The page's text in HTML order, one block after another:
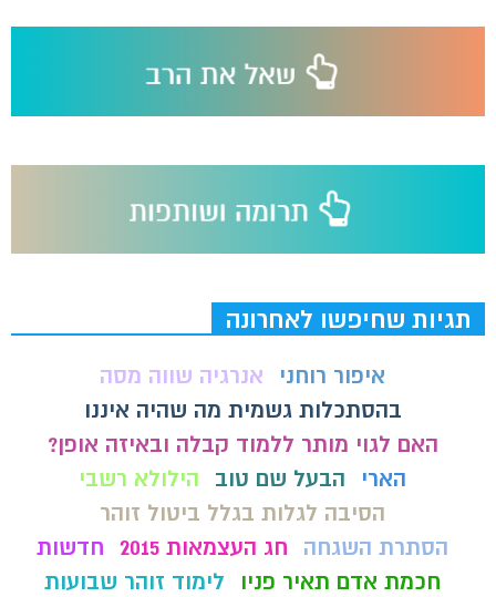
תגיות שחיפשו לאחרונה
איפור רוחני
אנרגיה שווה מסה
בהסתכלות גשמית מה שהיה איננו
האם לגוי מותר ללמוד קבלה ובאיזה אופן?
הארי
הבעל שם טוב
הילולא רשבי
הסיבה לגלות בגלל ביטול זוהר
הסתרת השגחה
חג העצמאות 2015
חדשות
חכמת אדם תאיר פניו
לימוד זוהר שבועות